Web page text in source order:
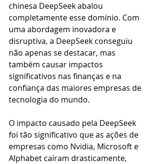
chinesa DeepSeek abalou
completamente esse domínio. Com
uma abordagem inovadora e
disruptiva, a DeepSeek conseguiu
não apenas se destacar, mas
também causar impactos
significativos nas finanças e na
confiança das maiores empresas de
tecnologia do mundo.
O impacto causado pela DeepSeek
foi tão significativo que as ações de
empresas como Nvidia, Microsoft e
Alphabet caíram drasticamente,